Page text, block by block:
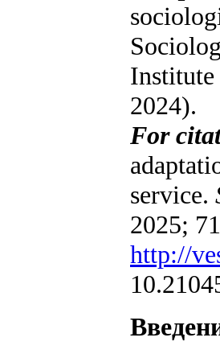
2024).
For
service.
2025;
http://